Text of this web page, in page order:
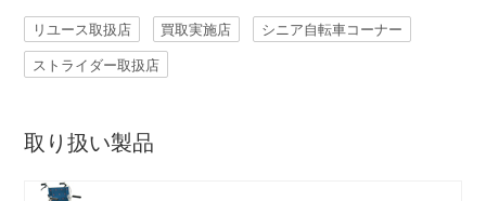
リユース取扱店 買取実施店 シニア自転車コーナー
ストライダー取扱店
取り扱い製品